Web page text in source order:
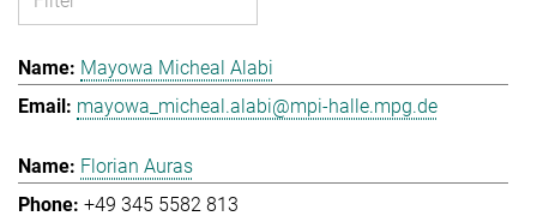
Mayowa Micheal Alabi
mayowa_micheal.alabi@mpi-halle.mpg.de
Florian Auras
+49 345 5582 813